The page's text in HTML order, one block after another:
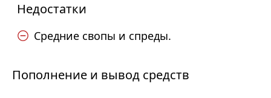
Недостатки
Средние свопы и спреды.
Пополнение и вывод средств